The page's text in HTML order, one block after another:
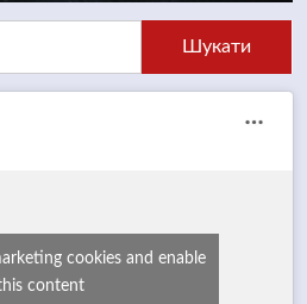
cookies and enable
content